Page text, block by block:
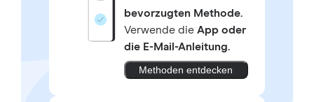
bevorzugten Methode.
Verwende die App oder
die E-Mail-Anleitung.
Methoden entdecken